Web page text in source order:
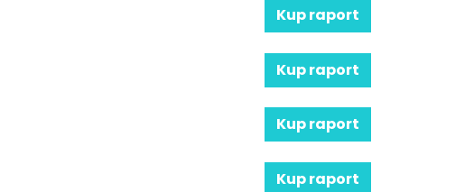
Kup raport
Kup raport
Kup raport
Kup raport